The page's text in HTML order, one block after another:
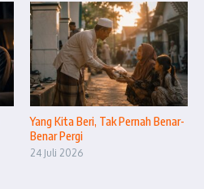
Yang Kita Beri, Tak Pernah Benar-
Benar Pergi
24 Juli 2026